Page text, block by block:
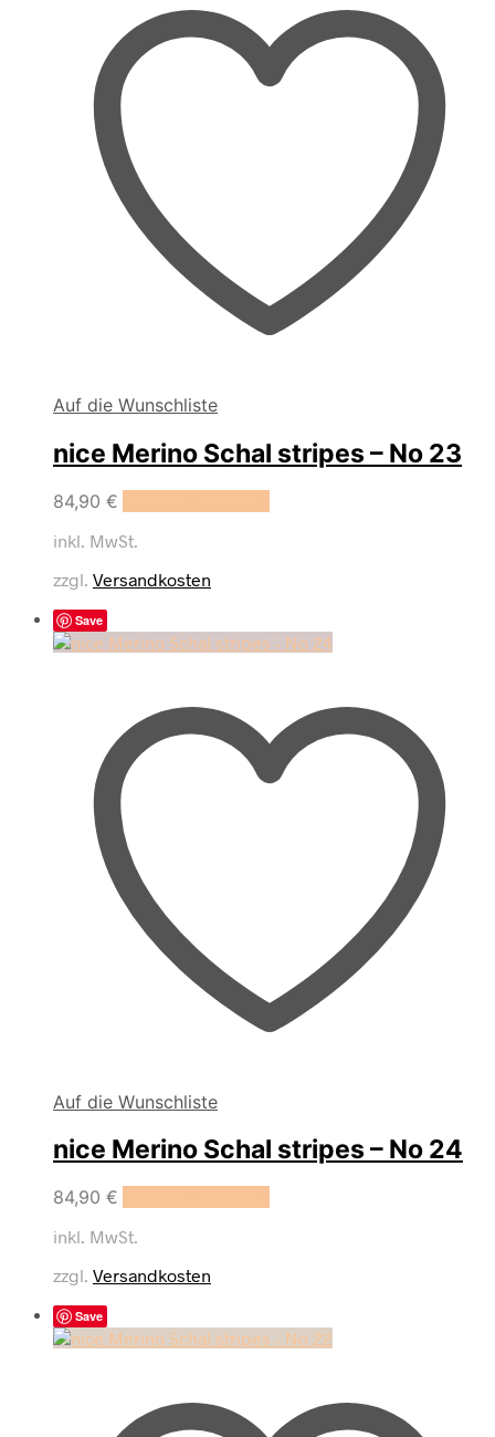
Auf die Wunschliste
nice Merino Schal stripes – No 23
84,90 €
inkl. MwSt.
zzgl. Versandkosten
Save
Auf die Wunschliste
nice Merino Schal stripes – No 24
84,90 €
inkl. MwSt.
zzgl. Versandkosten
Save